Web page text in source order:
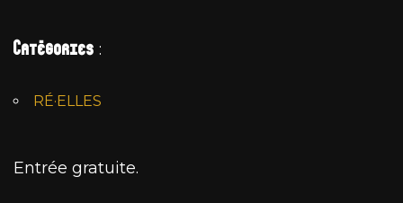
Catégories :
RÉ·ELLES
Entrée gratuite.